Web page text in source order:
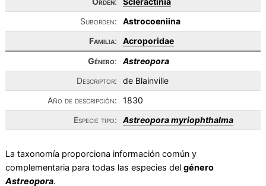
Suborden:
Astrocoeniina
Familia:
Acroporidae
Género:
Astreopora
Descriptor:
de Blainville
Año de descripción:
1830
Especie tipo:
Astreopora myriophthalma
La taxonomía proporciona información común y
complementaria para todas las especies del género
Astreopora.